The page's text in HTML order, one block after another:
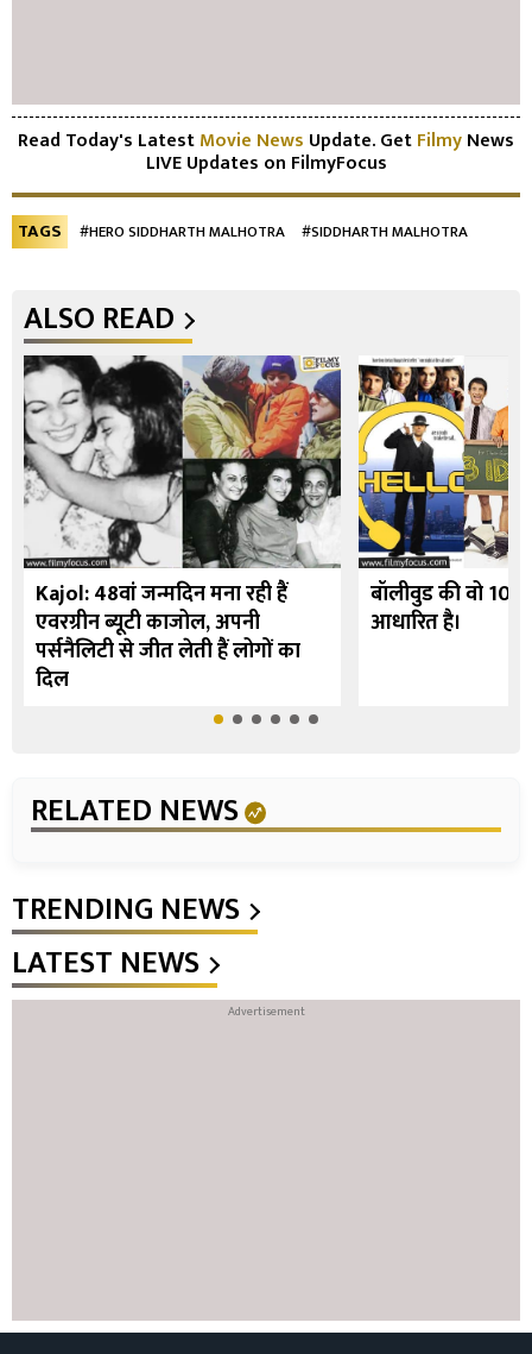
Read Today's LatestMovie News Update. GetFilmyNews
LIVE Updates on FilmyFocus
TAGS #HERO SIDDHARTH MALHOTRA #SIDDHARTH MALHOTRA
ALSO READ
Kajol: 48वां जन्मदिन मना रही हैं
एवरग्रीन ब्यूटी काजोल, अपनी
पर्सनैलिटी से जीत लेती हैं लोगों का
दिल
बॉलीवुड की वो 10
आधारित है।
RELATED NEWS
TRENDING NEWS
LATEST NEWS